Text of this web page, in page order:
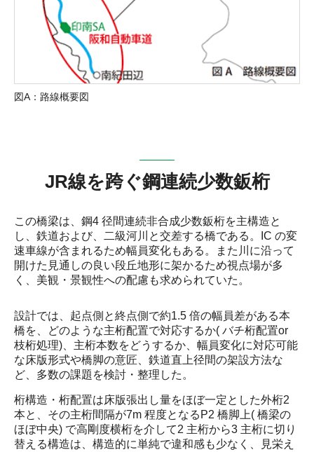
図A：路線概要図
JR線を跨ぐ鋼連続少数鈑桁
この橋梁は、鋼4 径間連続非合成少数鈑桁を主構造と
し、鉄道および、二級河川と交差する橋である。IC の変
速車線が含まれるため幅員変化もある。また川に沿って
開けた見通しの良い段丘地形に架かるため視点場が多
く、美観・景観性への配慮も求められていた。
設計では、起点側と終点側で約1.5 倍の幅員差がある本
橋を、どのような主桁配置で対応するか( バチ桁配置or
枝桁処理)、主桁本数をどうするか、幅員変化に対応可能
な床版形式や橋脚の意匠、鉄道直上径間の架設方法な
ど、多数の課題を検討・整理した。
桁構造・桁配置は床版張出し量をほぼ一定とした外桁2
本と、その主桁間隔が7m 程度となるP2 橋脚上( 橋梁の
ほぼ中央) で高剛度横桁を介して2 主桁から3 主桁に切り
替える構造は、構造的に単純で違和感も少なく、見栄え